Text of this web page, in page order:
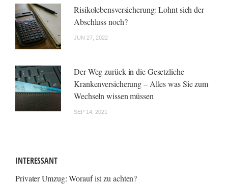
Risikolebensversicherung: Lohnt sich der
Abschluss noch?
JUN 27, 2022
Der Weg zurück in die Gesetzliche
Krankenversicherung – Alles was Sie zum
Wechseln wissen müssen
SEP 14, 2021
INTERESSANT
Privater Umzug: Worauf ist zu achten?